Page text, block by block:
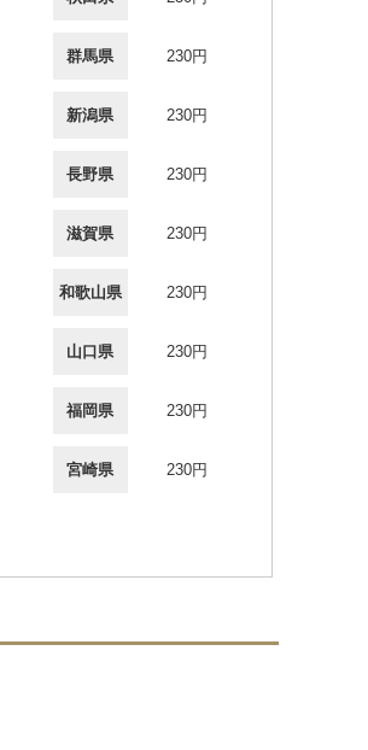
群馬県 230円
新潟県 230円
長野県 230円
滋賀県 230円
和歌山県 230円
山口県 230円
福岡県 230円
宮崎県 230円